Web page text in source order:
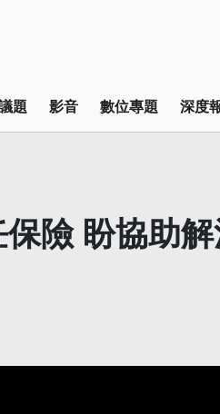
題 影音 數位專題 深度
險 盼協助解